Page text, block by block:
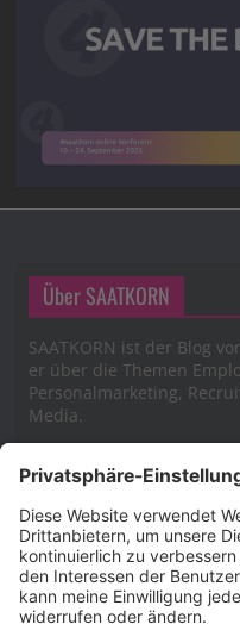
Über SAATKORN
SAATKORN ist der Blog
er über die Themen
Personalmarketing,
Media.
Impressum
Impressum